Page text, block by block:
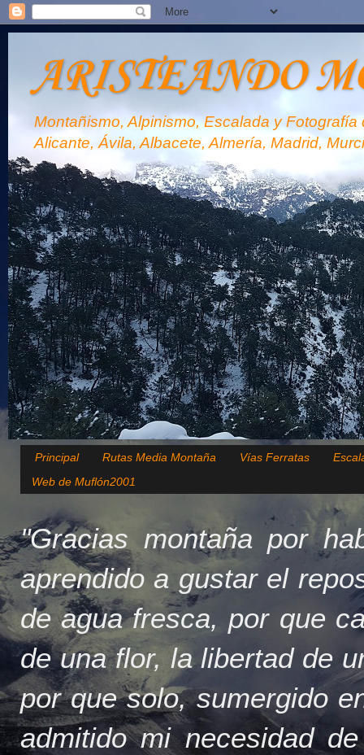
ARISTEANDO
Montañismo, Alpinismo, Escalada y
Alicante, Ávila, Albacete, Almería, Madrid,
Principal Rutas Media Montaña Vías Ferratas
Web de Muflón2001
"Gracias montaña por
aprendido a gustar el
de agua fresca, por que
de una flor, la libertad de
por que solo, sumergido
admitido mi necesidad